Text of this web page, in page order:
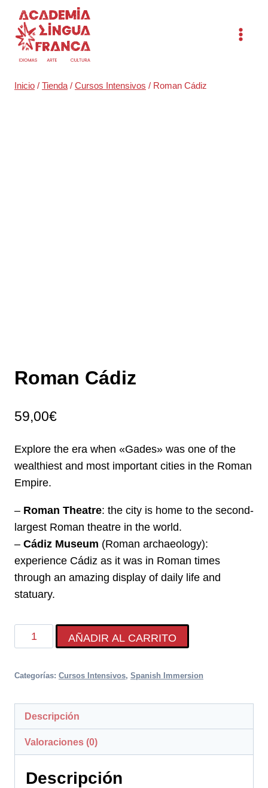
Saltar
contenido
Inicio / Tienda / Cursos Intensivos / Roman Cádiz
Roman Cádiz
59,00€
Explore the era when «Gades» was one of the
wealthiest and most important cities in the Roman
Empire.
– Roman Theatre: the city is home to the second-
largest Roman theatre in the world.
– Cádiz Museum (Roman archaeology):
experience Cádiz as it was in Roman times
through an amazing display of daily life and
statuary.
Roman
Cádiz
AÑADIR AL CARRITO
Categorías: Cursos Intensivos, Spanish Immersion
Descripción
Valoraciones (0)
Descripción